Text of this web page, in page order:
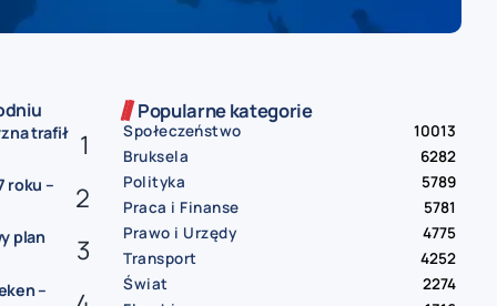
trafił
roku –
plan
–
Popularne kategorie
Społeczeństwo
10013
Bruksela
6282
Polityka
5789
Praca i Finanse
5781
Prawo i Urzędy
4775
Transport
4252
Świat
2274